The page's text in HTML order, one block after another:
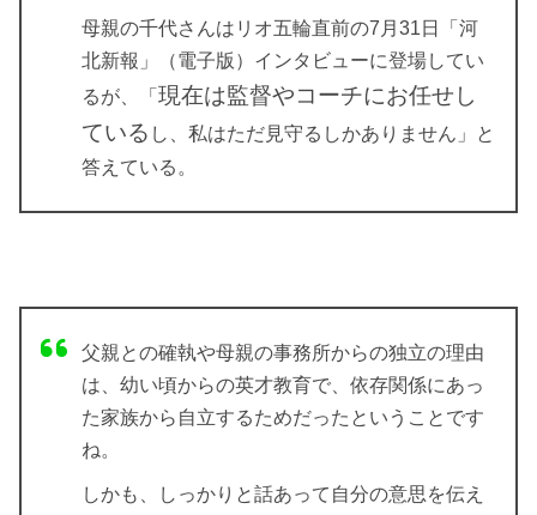
母親の千代さんはリオ五輪直前の7月31日「河
北新報」（電子版）インタビューに登場してい
るが、「 現在は監督やコーチにお任せし
ている し、私はただ見守るしかありません」と
答えている。
父親との確執や母親の事務所からの独立の理由
は、幼い頃からの英才教育で、依存関係にあっ
た家族から自立するためだったということです
ね。
しかも、しっかりと話あって自分の意思を伝え